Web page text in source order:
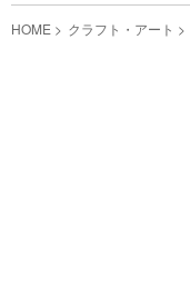
HOME クラフト・アート